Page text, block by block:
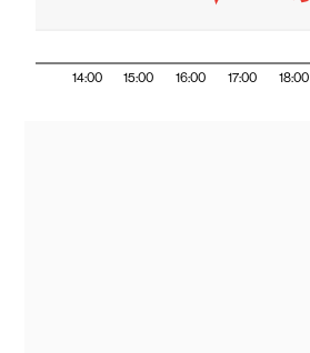
14:00 15:00 16:00 17:00 18:00